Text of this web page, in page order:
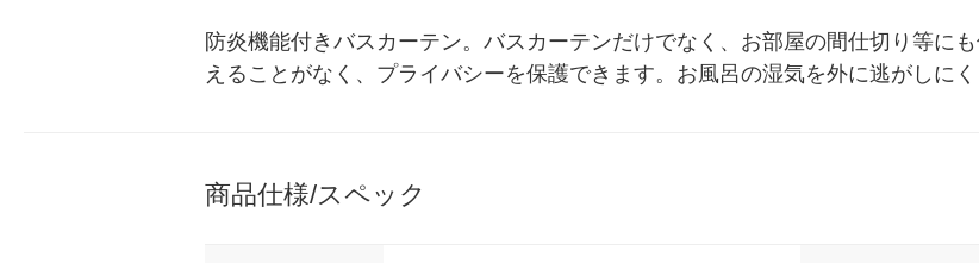
防炎機能付きバスカーテン。バスカーテンだけでなく、お部屋の間仕切り等に
えることがなく、プライバシーを保護できます。お風呂の湿気を外に逃がしに
商品仕様/スペック